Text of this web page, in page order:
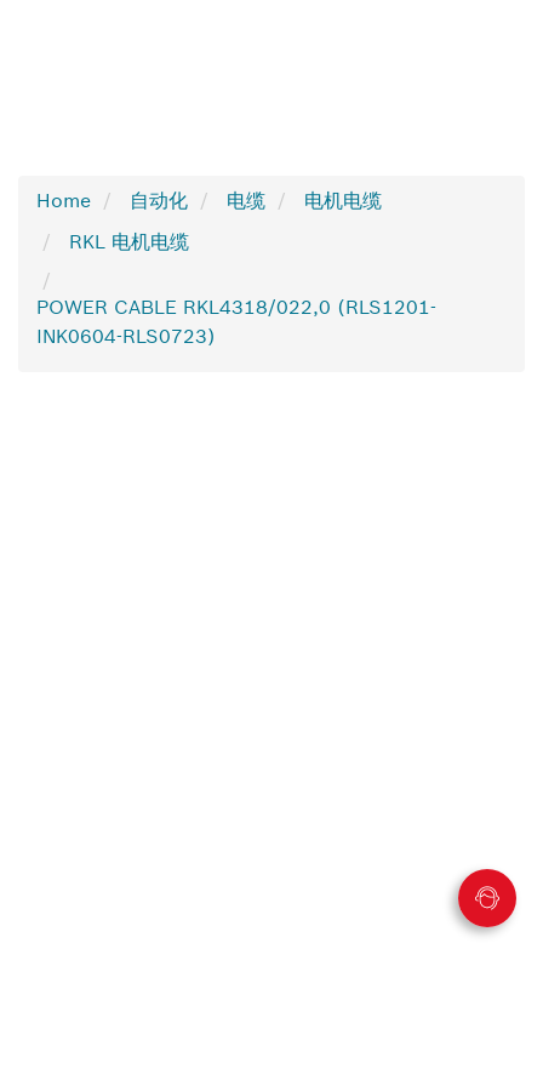
Home 自动化 电缆
电机电缆
RKL 电机电缆
POWER CABLE RKL4318/022,0 (RLS1201-
INK0604-RLS0723)